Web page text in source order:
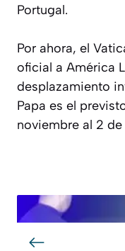
Portugal.
Por ahora, el
oficial a América
desplazamiento
Papa es el
noviembre al 2